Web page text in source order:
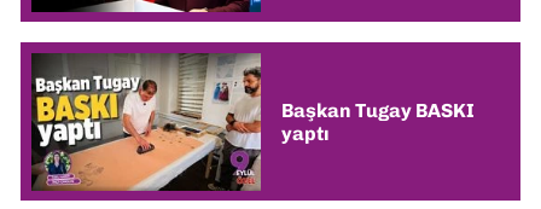
Başkan Tugay BASKI
yaptı